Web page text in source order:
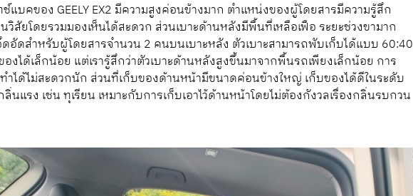
แบคของ GEELY EX2 มีความสูงค่อนข้างมาก ตำแหน่งของผู้โดยสารมีความรู้สึก
วิสัยโดยรวมมองเห็นได้สะดวก ส่วนเบาะด้านหลังมีพื้นที่เหลือเฟือ ระยะช่วงขามาก
อัดสำหรับผู้โดยสารจำนวน 2 คนบนเบาะหลัง ตัวเบาะสามารถพับเก็บได้แบบ 60:40
องได้เล็กน้อย แต่เรารู้สึกว่าตัวเบาะด้านหลังสูงขึ้นมาจากพื้นรถเพียงเล็กน้อย การ
ทำได้ไม่สะดวกนัก ส่วนที่เก็บของด้านหน้ามีขนาดค่อนข้างใหญ่ เก็บของได้ดีในระดับ
นแรง เช่น ทุเรียน เหมาะกับการเก็บเอาไว้ด้านหน้าโดยไม่ต้องกังวลเรื่องกลิ่นรบกวน